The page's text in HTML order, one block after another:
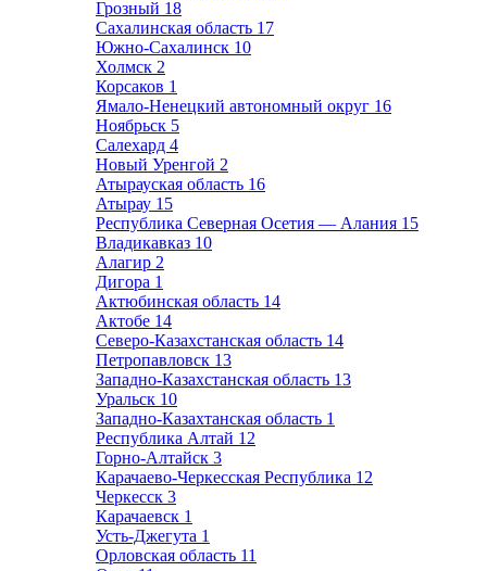
Грозный 18
Сахалинская область 17
Южно-Сахалинск 10
Холмск 2
Корсаков 1
Ямало-Ненецкий автономный округ 16
Ноябрьск 5
Салехард 4
Новый Уренгой 2
Атырауская область 16
Атырау 15
Республика Северная Осетия — Алания 15
Владикавказ 10
Алагир 2
Дигора 1
Актюбинская область 14
Актобе 14
Северо-Казахстанская область 14
Петропавловск 13
Западно-Казахстанская область 13
Уральск 10
Западно-Казахтанская область 1
Республика Алтай 12
Горно-Алтайск 3
Карачаево-Черкесская Республика 12
Черкесск 3
Карачаевск 1
Усть-Джегута 1
Орловская область 11